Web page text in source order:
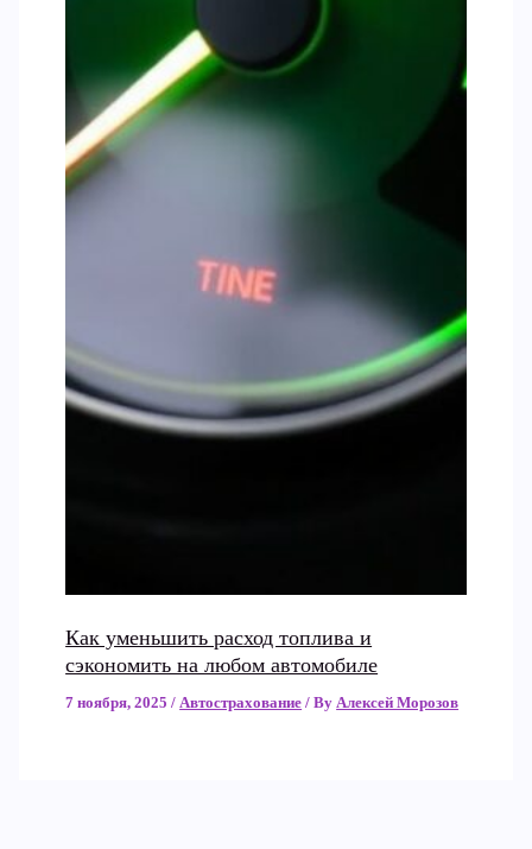
Как уменьшить расход топлива и
сэкономить на любом автомобиле
7 ноября, 2025/Автострахование / ByАлексей Морозов